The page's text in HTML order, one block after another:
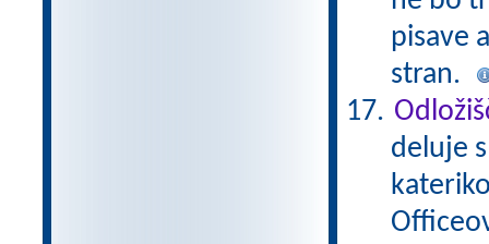
pisave
stran.
deluje